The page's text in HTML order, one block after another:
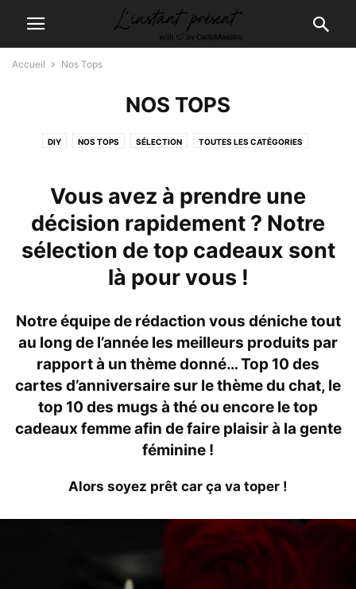
Accueil Nos Tops
NOS TOPS
DIY NOS TOPS SÉLECTION TOUTES LES CATÉGORIES
Vous avez à prendre une
décision rapidement ? Notre
sélection de top cadeaux sont
là pour vous !
Notre équipe de rédaction vous déniche tout
au long de l’année les meilleurs produits par
rapport à un thème donné… Top 10 des
cartes d’anniversaire sur le thème du chat, le
top 10 des mugs à thé ou encore le top
cadeaux femme afin de faire plaisir à la gente
féminine !
Alors soyez prêt car ça va toper !